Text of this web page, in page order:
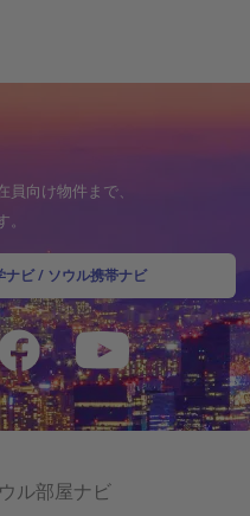
向け物件まで、
ナビ/ ソウル携帯ナビ
ル部屋ナビ